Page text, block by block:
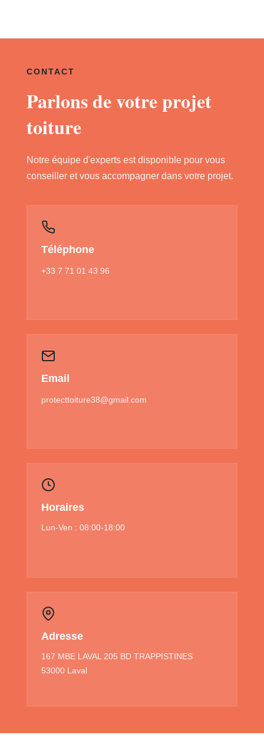
CONTACT
Parlons de votre projet
toiture
Notre équipe d'experts est disponible pour vous
conseiller et vous accompagner dans votre projet.
Téléphone
+33 7 71 01 43 96
Email
protecttoiture38@gmail.com
Horaires
Lun-Ven : 08:00-18:00
Adresse
167 MBE LAVAL 205 BD TRAPPISTINES
53000 Laval